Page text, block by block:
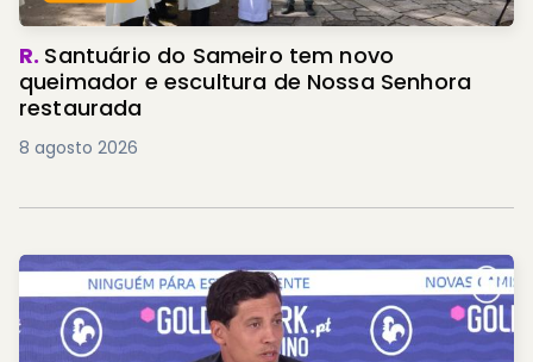
R. Santuário do Sameiro tem novo
queimador e escultura de Nossa Senhora
restaurada
8 agosto 2026